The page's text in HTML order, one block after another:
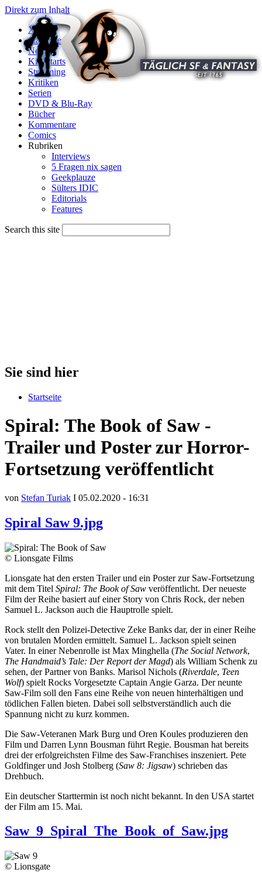
Direkt zum Inhalt
X
Startseite
News
Kinostarts
Streaming
Kritiken
Serien
DVD & Blu-Ray
Bücher
Kommentare
Comics
Rubriken
Interviews
5 Fragen nix sagen
Geekplauze
Sülters IDIC
Editorials
Features
Search this site
Sie sind hier
Startseite
Spiral: The Book of Saw -
Trailer und Poster zur Horror-
Fortsetzung veröffentlicht
von Stefan Turiak I 05.02.2020 - 16:31
Spiral Saw 9.jpg
© Lionsgate Films
Lionsgate hat den ersten Trailer und ein Poster zur Saw-Fortsetzung
mit dem Titel Spiral: The Book of Saw veröffentlicht. Der neueste
Film der Reihe basiert auf einer Story von Chris Rock, der neben
Samuel L. Jackson auch die Hauptrolle spielt.
Rock stellt den Polizei-Detective Zeke Banks dar, der in einer Reihe
von brutalen Morden ermittelt. Samuel L. Jackson spielt seinen
Vater. In einer Nebenrolle ist Max Minghella (The Social Network,
The Handmaid’s Tale: Der Report der Magd) als William Schenk zu
sehen, der Partner von Banks. Marisol Nichols (Riverdale, Teen
Wolf) spielt Rocks Vorgesetzte Captain Angie Garza. Der neunte
Saw-Film soll den Fans eine Reihe von neuen hinterhältigen und
tödlichen Fallen bieten. Dabei soll selbstverständlich auch die
Spannung nicht zu kurz kommen.
Die Saw-Veteranen Mark Burg und Oren Koules produzieren den
Film und Darren Lynn Bousman führt Regie. Bousman hat bereits
drei der erfolgreichsten Filme des Saw-Franchises inszeniert. Pete
Goldfinger und Josh Stolberg (Saw 8: Jigsaw) schrieben das
Drehbuch.
Ein deutscher Starttermin ist noch nicht bekannt. In den USA startet
der Film am 15. Mai.
Saw_9_Spiral_The_Book_of_Saw.jpg
© Lionsgate